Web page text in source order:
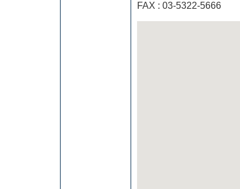
FAX : 03-5322-5666